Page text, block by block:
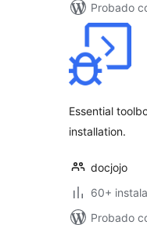
Probado
Essential
installation.
docjojo
60+
Probado